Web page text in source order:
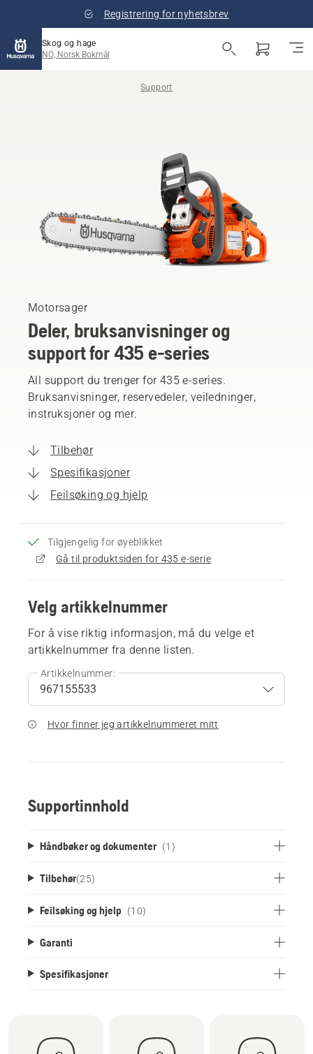
Registrering for nyhetsbrev
Skog og hage
NO, Norsk Bokmål
Support
Motorsager
Deler, bruksanvisninger og
support for 435 e-series
All support du trenger for 435 e-series.
Bruksanvisninger, reservedeler, veiledninger,
instruksjoner og mer.
Tilbehør
Spesifikasjoner
Feilsøking og hjelp
Tilgjengelig for øyeblikket
Gå til produktsiden for 435 e-serie
Velg artikkelnummer
For å vise riktig informasjon, må du velge et
artikkelnummer fra denne listen.
Artikkelnummer:
Hvor finner jeg artikkelnummeret mitt
Supportinnhold
Håndbøker og dokumenter (1)
Tilbehør(25)
Feilsøking og hjelp (10)
Garanti
Spesifikasjoner